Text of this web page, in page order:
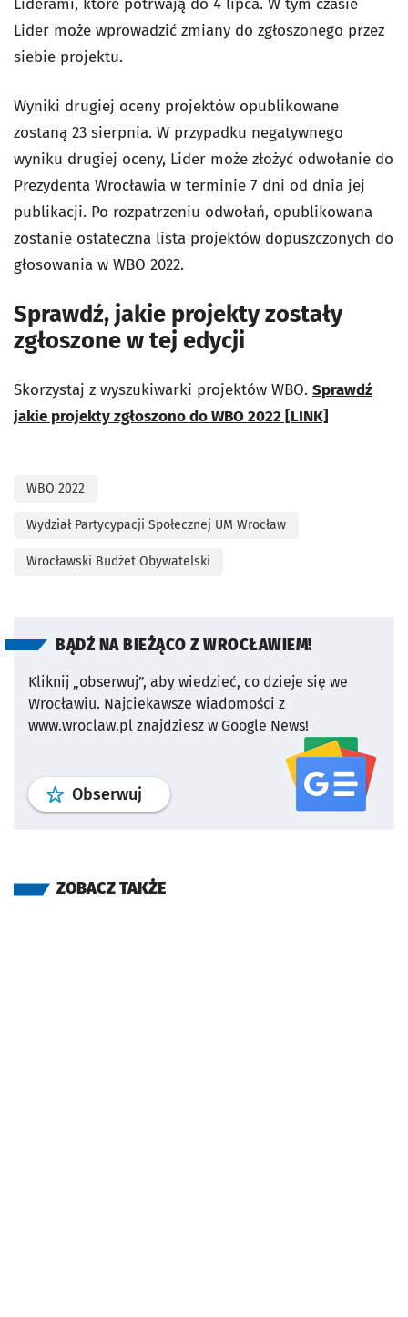
Liderami, które potrwają do 4 lipca. W tym czasie
Lider może wprowadzić zmiany do zgłoszonego przez
siebie projektu.
Wyniki drugiej oceny projektów opublikowane
zostaną 23 sierpnia. W przypadku negatywnego
wyniku drugiej oceny, Lider może złożyć odwołanie do
Prezydenta Wrocławia w terminie 7 dni od dnia jej
publikacji. Po rozpatrzeniu odwołań, opublikowana
zostanie ostateczna lista projektów dopuszczonych do
głosowania w WBO 2022.
Sprawdź, jakie projekty zostały
zgłoszone w tej edycji
Skorzystaj z wyszukiwarki projektów WBO. Sprawdź
jakie projekty zgłoszono do WBO 2022 [LINK]
WBO 2022
Wydział Partycypacji Społecznej UM Wrocław
Wrocławski Budżet Obywatelski
BĄDŹ NA BIEŻĄCO Z WROCŁAWIEM!
Kliknij „obserwuj”, aby wiedzieć, co dzieje się we
Wrocławiu. Najciekawsze wiadomości z
www.wroclaw.pl znajdziesz w Google News!
Obserwuj profil serwisu
ZOBACZ TAKŻE